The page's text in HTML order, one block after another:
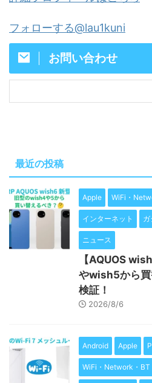
フォローする@lau1kuni
お問い合わせ
最近の投稿
Apple WiFi・
インターネット ガ
ニュース
【AQUOS
やwish5から買
検証！
2026/8/6
Android Apple
WiFi・Network・BT